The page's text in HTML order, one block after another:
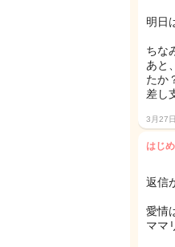
明日
ちな
あと
たか
差し
3月27日
はじ
返信
愛情
ママ